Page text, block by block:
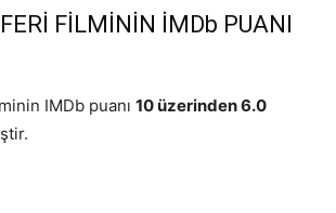
FİLMİNİN İMDb PUANI
IMDb puanı 10 üzerinden 6.0